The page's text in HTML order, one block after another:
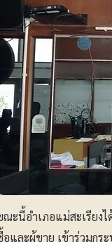
ณะนี้อำเภอแม่สะเรียง
อและผู้ขาย เข้าร่วมกร